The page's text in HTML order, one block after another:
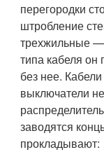
перегородки
штробление
трехжильные —
типа кабеля
без нее.
выключатели
заводятся
прокладывают: